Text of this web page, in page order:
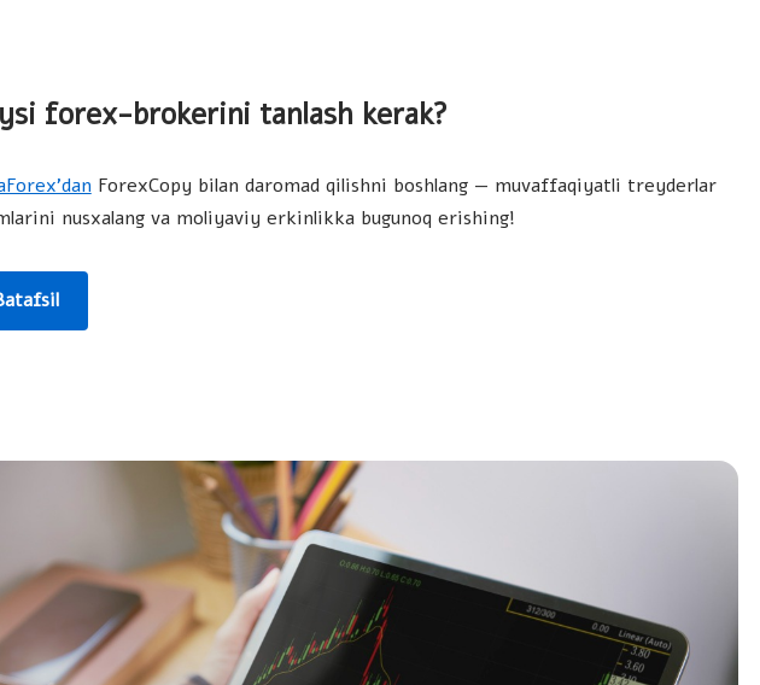
forex-brokerini tanlash kerak?
ForexCopy bilan daromad qilishni boshlang — muvaffaqiyatli treyderlar
nusxalang va moliyaviy erkinlikka bugunoq erishing!